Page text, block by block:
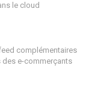
le cloud
complémentaires
des e-commerçants